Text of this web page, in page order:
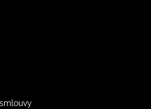
ý